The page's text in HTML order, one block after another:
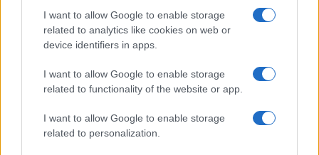
I want to allow Google to enable storage
related to analytics like cookies on web or
device identifiers in apps.
I want to allow Google to enable storage
related to functionality of the website or app.
I want to allow Google to enable storage
related to personalization.